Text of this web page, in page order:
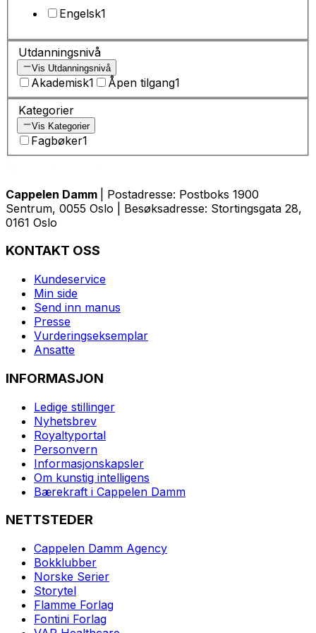
Engelsk1
Utdanningsnivå
Vis Utdanningsnivå
Akademisk1 Åpen tilgang1
Kategorier
Vis Kategorier
Fagbøker1
Cappelen Damm
| Postadresse: Postboks 1900
Sentrum, 0055 Oslo | Besøksadresse: Stortingsgata 28,
0161 Oslo
KONTAKT OSS
Kundeservice
Min side
Send inn manus
Presse
Vurderingseksemplar
Ansatte
INFORMASJON
Ledige stillinger
Nyhetsbrev
Royaltyportal
Personvern
Informasjonskapsler
Om kunstig intelligens
Bærekraft i Cappelen Damm
NETTSTEDER
Cappelen Damm Agency
Bokklubber
Norske Serier
Storytel
Flamme Forlag
Fontini Forlag